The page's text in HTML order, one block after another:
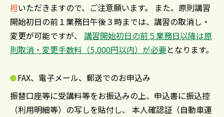
担いただきますので、ご注意願います。 また、原則講習
開始初日の前１業務日午後３時までは、講習の取消し・
変更が可能ですが、 講習開始初日の前５業務日以降は原
則取消・変更手数料（5,000円以内）が必要となります。
FAX、電子メール、郵送でのお申込み
振替口座等に受講料等をお振込みの上、申込書に振込控
（利用明細等）の写しを貼付し、 本人確認証（自動車運